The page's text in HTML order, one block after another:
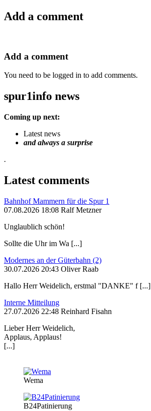
Add a comment
Add a comment
You need to be logged in to add comments.
spur1info news
Coming up next:
Latest news
and always a surprise
.
Latest comments
Bahnhof Mammern für die Spur 1
07.08.2026 18:08 Ralf Metzner
Unglaublich schön!
Sollte die Uhr im Wa [...]
Modernes an der Güterbahn (2)
30.07.2026 20:43 Oliver Raab
Hallo Herr Weidelich, erstmal "DANKE" f [...]
Interne Mitteilung
27.07.2026 22:48 Reinhard Fisahn
Lieber Herr Weidelich,
Applaus, Applaus!
[...]
Wema
B24Patinierung